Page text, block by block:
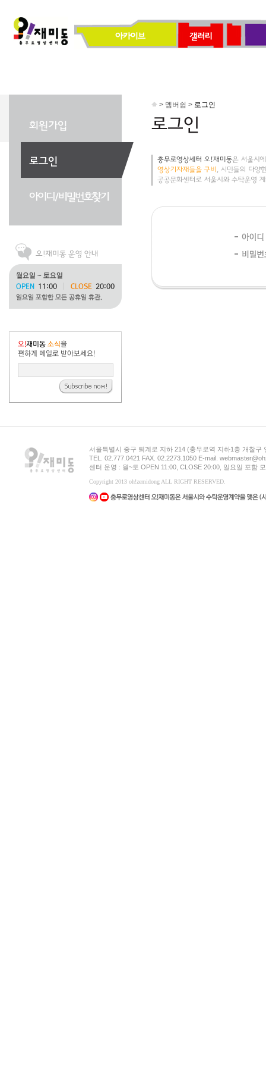
> 멤버쉽 > 로그인
서울특별시 중구 퇴계로 지하 214 (충무로역 지하1층 개찰구
TEL. 02.777.0421 FAX. 02.2273.1050 E-mail.
센터 운영 : 월~토 OPEN 11:00, CLOSE 20:00, 일요일 포함
Copyright 2013 oh!zemidong ALL RIGHT RESERVED.